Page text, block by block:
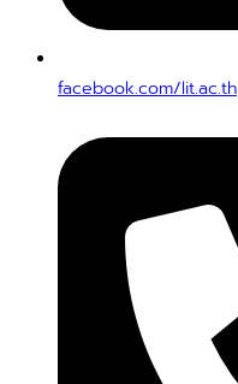
facebook.com/lit.ac.th